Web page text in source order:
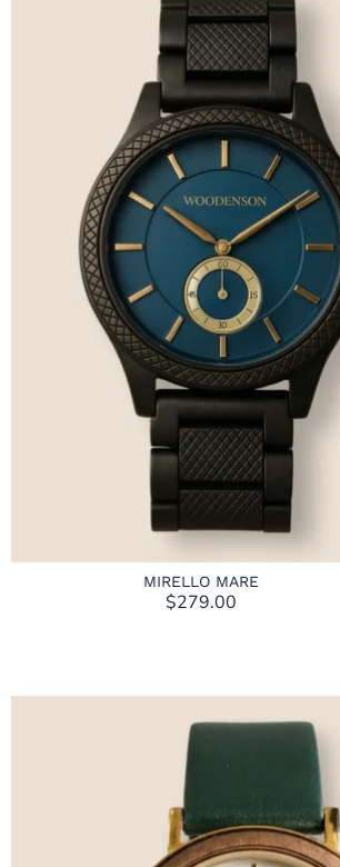
MIRELLO MARE
$279.00